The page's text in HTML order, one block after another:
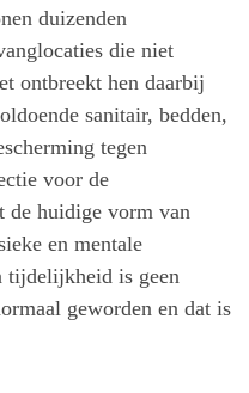
duizenden
die niet
ontbreekt hen daarbij
sanitair, bedden,
tegen
voor de
de huidige vorm van
en mentale
tijdelijkheid is geen
geworden en dat is